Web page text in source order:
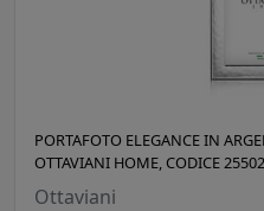
PORTAFOTO ELEGANCE IN
OTTAVIANI HOME, CODICE
Ottaviani